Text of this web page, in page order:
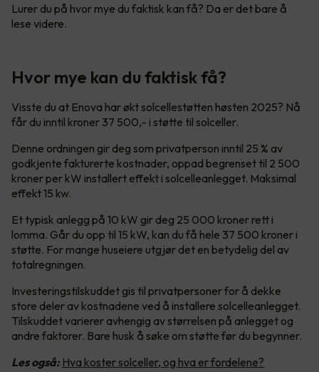
Lurer du på hvor mye du faktisk kan få? Da er det bare å
lese videre.
Hvor mye kan du faktisk få?
Visste du at Enova har økt solcellestøtten høsten 2025? Nå
får du inntil kroner 37 500,- i støtte til solceller.
Denne ordningen gir deg som privatperson inntil 25 % av
godkjente fakturerte kostnader, oppad begrenset til 2 500
kroner per kW installert effekt i solcelleanlegget. Maksimal
effekt 15 kw.
Et typisk anlegg på 10 kW gir deg 25 000 kroner rett i
lomma. Går du opp til 15 kW, kan du få hele 37 500 kroner i
støtte. For mange huseiere utgjør det en betydelig del av
totalregningen.
Investeringstilskuddet gis til privatpersoner for å dekke
store deler av kostnadene ved å installere solcelleanlegget.
Tilskuddet varierer avhengig av størrelsen på anlegget og
andre faktorer. Bare husk å søke om støtte før du begynner.
Les også: Hva koster solceller, og hva er fordelene?